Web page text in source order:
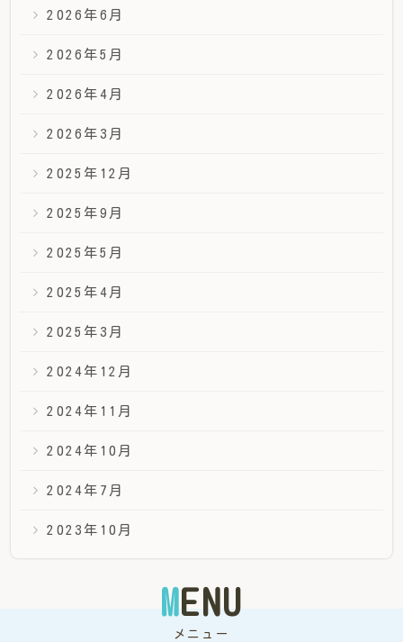
2026年6月
2026年5月
2026年4月
2026年3月
2025年12月
2025年9月
2025年5月
2025年4月
2025年3月
2024年12月
2024年11月
2024年10月
2024年7月
2023年10月
M ENU
メニュー